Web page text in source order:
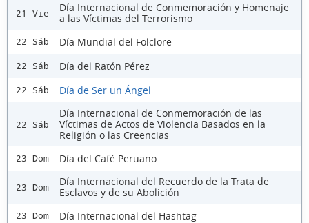
21 Vie
Día Internacional de Conmemoración y Homenaje
a las Víctimas del Terrorismo
22 Sáb Día Mundial del Folclore
22 Sáb Día del Ratón Pérez
22 Sáb Día de Ser un Ángel
22 Sáb
Día Internacional de Conmemoración de las
Víctimas de Actos de Violencia Basados en la
Religión o las Creencias
23 Dom Día del Café Peruano
23 Dom
Día Internacional del Recuerdo de la Trata de
Esclavos y de su Abolición
23 Dom Día Internacional del Hashtag